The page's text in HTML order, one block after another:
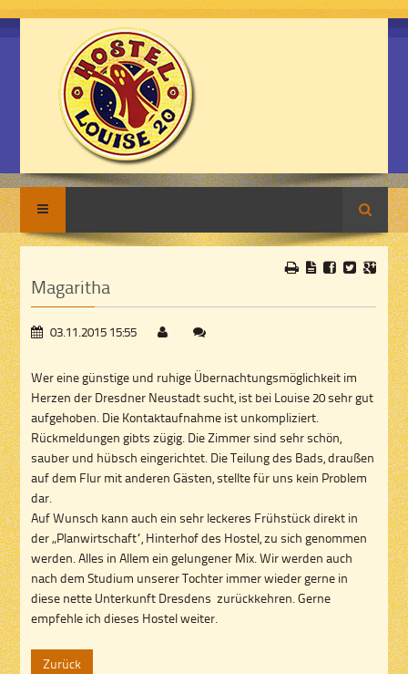
Suche
Magaritha
03.11.2015 15:55
Wer eine günstige und ruhige Übernachtungsmöglichkeit im
Herzen der Dresdner Neustadt sucht, ist bei Louise 20 sehr gut
aufgehoben. Die Kontaktaufnahme ist unkompliziert.
Rückmeldungen gibts zügig. Die Zimmer sind sehr schön,
sauber und hübsch eingerichtet. Die Teilung des Bads, draußen
auf dem Flur mit anderen Gästen, stellte für uns kein Problem
dar.
Auf Wunsch kann auch ein sehr leckeres Frühstück direkt in
der „Planwirtschaft“, Hinterhof des Hostel, zu sich genommen
werden. Alles in Allem ein gelungener Mix. Wir werden auch
nach dem Studium unserer Tochter immer wieder gerne in
diese nette Unterkunft Dresdens zurückkehren. Gerne
empfehle ich dieses Hostel weiter.
Zurück